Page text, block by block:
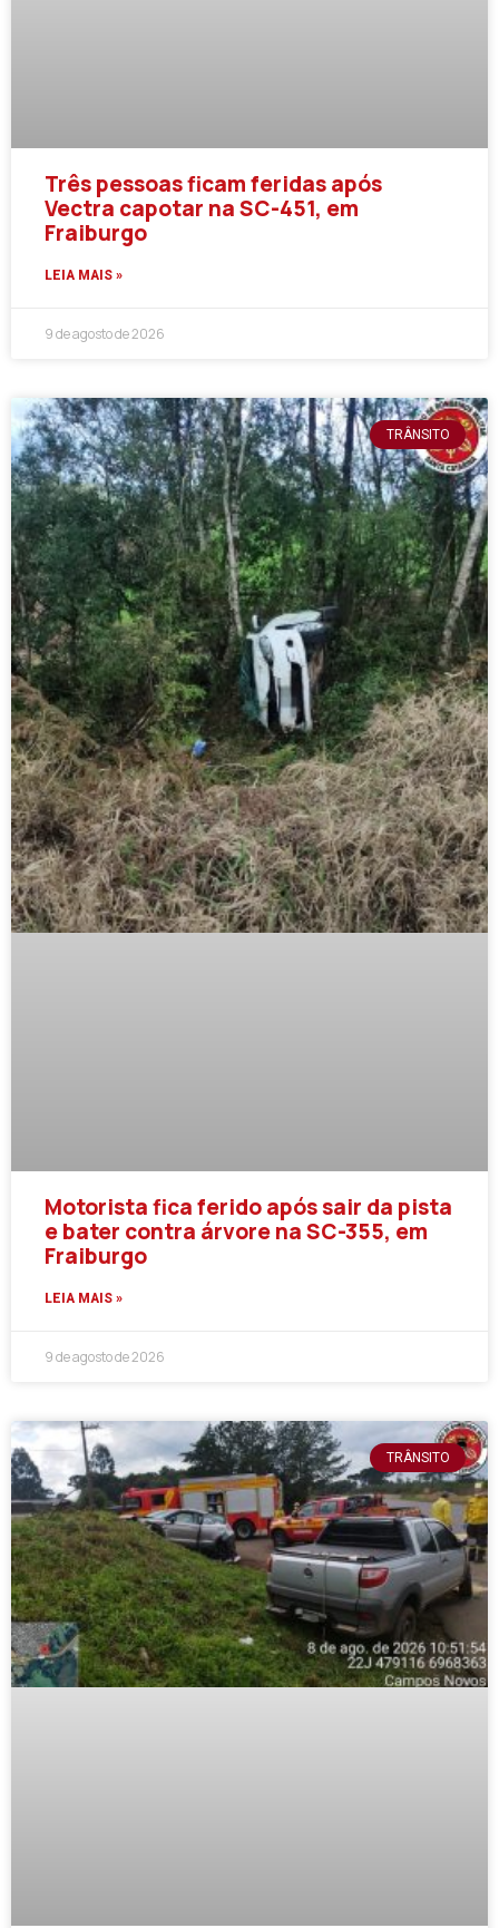
Três pessoas ficam feridas após
Vectra capotar na SC-451, em
Fraiburgo
LEIA MAIS »
9 de agosto de 2026
TRÂNSITO
Motorista fica ferido após sair da pista
e bater contra árvore na SC-355, em
Fraiburgo
LEIA MAIS »
9 de agosto de 2026
TRÂNSITO